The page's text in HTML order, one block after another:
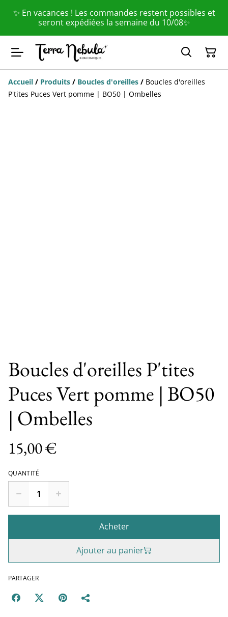
✨ En vacances ! Les commandes restent possibles et
seront expédiées la semaine du 10/08✨
Accueil / Produits / Boucles d'oreilles / Boucles d'oreilles
P'tites Puces Vert pomme | BO50 | Ombelles
Boucles d'oreilles P'tites
Puces Vert pomme | BO50
| Ombelles
15,00 €
QUANTITÉ
Acheter
Ajouter au panier
PARTAGER